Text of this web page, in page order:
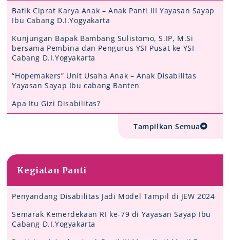
Batik Ciprat Karya Anak – Anak Panti III Yayasan Sayap
Ibu Cabang D.I.Yogyakarta
Kunjungan Bapak Bambang Sulistomo, S.IP, M.Si
bersama Pembina dan Pengurus YSI Pusat ke YSI
Cabang D.I.Yogyakarta
“Hopemakers” Unit Usaha Anak – Anak Disabilitas
Yayasan Sayap Ibu cabang Banten
Apa Itu Gizi Disabilitas?
Tampilkan Semua
Kegiatan Panti
Penyandang Disabilitas Jadi Model Tampil di JEW 2024
Semarak Kemerdekaan RI ke-79 di Yayasan Sayap Ibu
Cabang D.I.Yogyakarta